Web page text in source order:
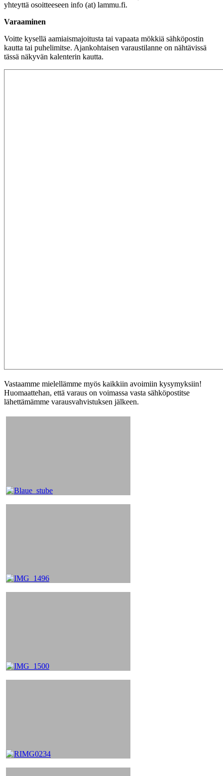
yhteyttä osoitteeseen info (at) lammu.fi.
Varaaminen
Voitte kysellä aamiaismajoitusta tai vapaata mökkiä sähköpostin
kautta tai puhelimitse. Ajankohtaisen varaustilanne on nähtävissä
tässä näkyvän kalenterin kautta.
Vastaamme mielellämme myös kaikkiin avoimiin kysymyksiin!
Huomaattehan, että varaus on voimassa vasta sähköpostitse
lähettämämme varausvahvistuksen jälkeen.